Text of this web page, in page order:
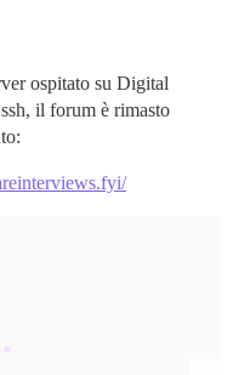
ospitato su Digital
il forum è rimasto